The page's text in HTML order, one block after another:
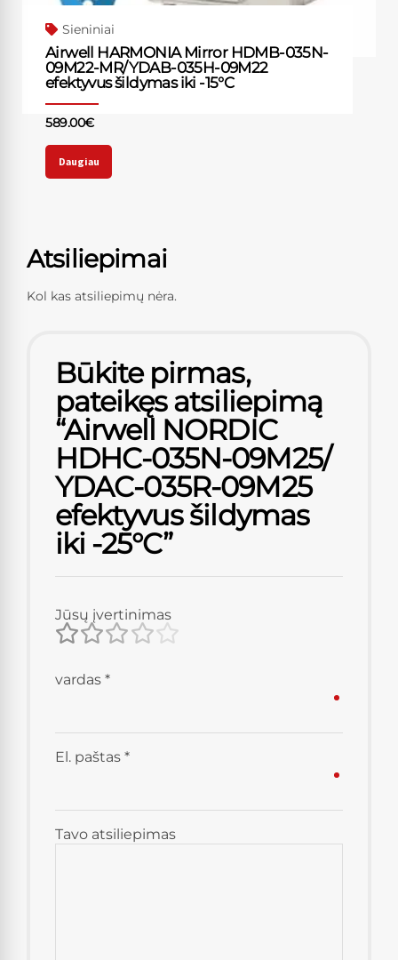
Sieniniai
Airwell HARMONIA Mirror HDMB-035N-
09M22-MR/YDAB-035H-09M22
efektyvus šildymas iki -15°C
589.00€
Daugiau
Atsiliepimai
Kol kas atsiliepimų nėra.
Būkite pirmas,
pateikęs atsiliepimą
“Airwell NORDIC
HDHC-035N-09M25/
YDAC-035R-09M25
efektyvus šildymas
iki -25°C”
Jūsų įvertinimas
Tavo atsiliepimas
vardas *
El. paštas *